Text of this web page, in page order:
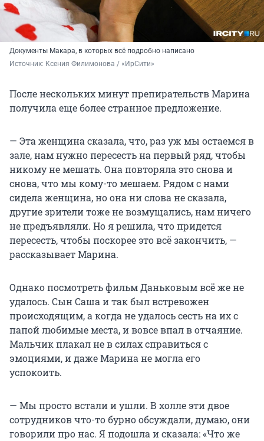
Документы Макара, в которых всё подробно написано
Источник: Ксения Филимонова / «ИрСити»
После нескольких минут препирательств Марина
получила еще более странное предложение.
— Эта женщина сказала, что, раз уж мы остаемся в
зале, нам нужно пересесть на первый ряд, чтобы
никому не мешать. Она повторяла это снова и
снова, что мы кому-то мешаем. Рядом с нами
сидела женщина, но она ни слова не сказала,
другие зрители тоже не возмущались, нам ничего
не предъявляли. Но я решила, что придется
пересесть, чтобы поскорее это всё закончить, —
рассказывает Марина.
Однако посмотреть фильм Даньковым всё же не
удалось. Сын Саша и так был встревожен
происходящим, а когда не удалось сесть на их с
папой любимые места, и вовсе впал в отчаяние.
Мальчик плакал не в силах справиться с
эмоциями, и даже Марина не могла его
успокоить.
— Мы просто встали и ушли. В холле эти двое
сотрудников что-то бурно обсуждали, думаю, они
говорили про нас. Я подошла и сказала: «Что же